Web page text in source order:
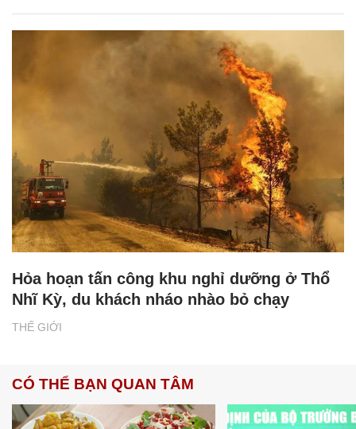
THẾ GIỚI
Hỏa hoạn tấn công khu nghỉ dưỡng ở Thổ
Nhĩ Kỳ, du khách nháo nhào bỏ chạy
CÓ THỂ BẠN QUAN TÂM